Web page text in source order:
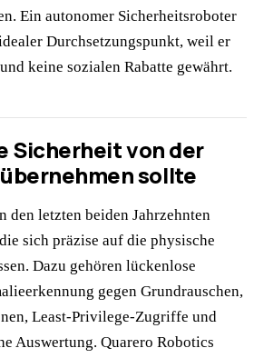
Ein autonomer Sicherheitsroboter
Durchsetzungspunkt, weil er
keine sozialen Rabatte gewährt.
Sicherheit von der
sollte
den letzten beiden Jahrzehnten
sich präzise auf die physische
Dazu gehören lückenlose
gegen Grundrauschen,
Least-Privilege-Zugriffe und
Auswertung. Quarero Robotics